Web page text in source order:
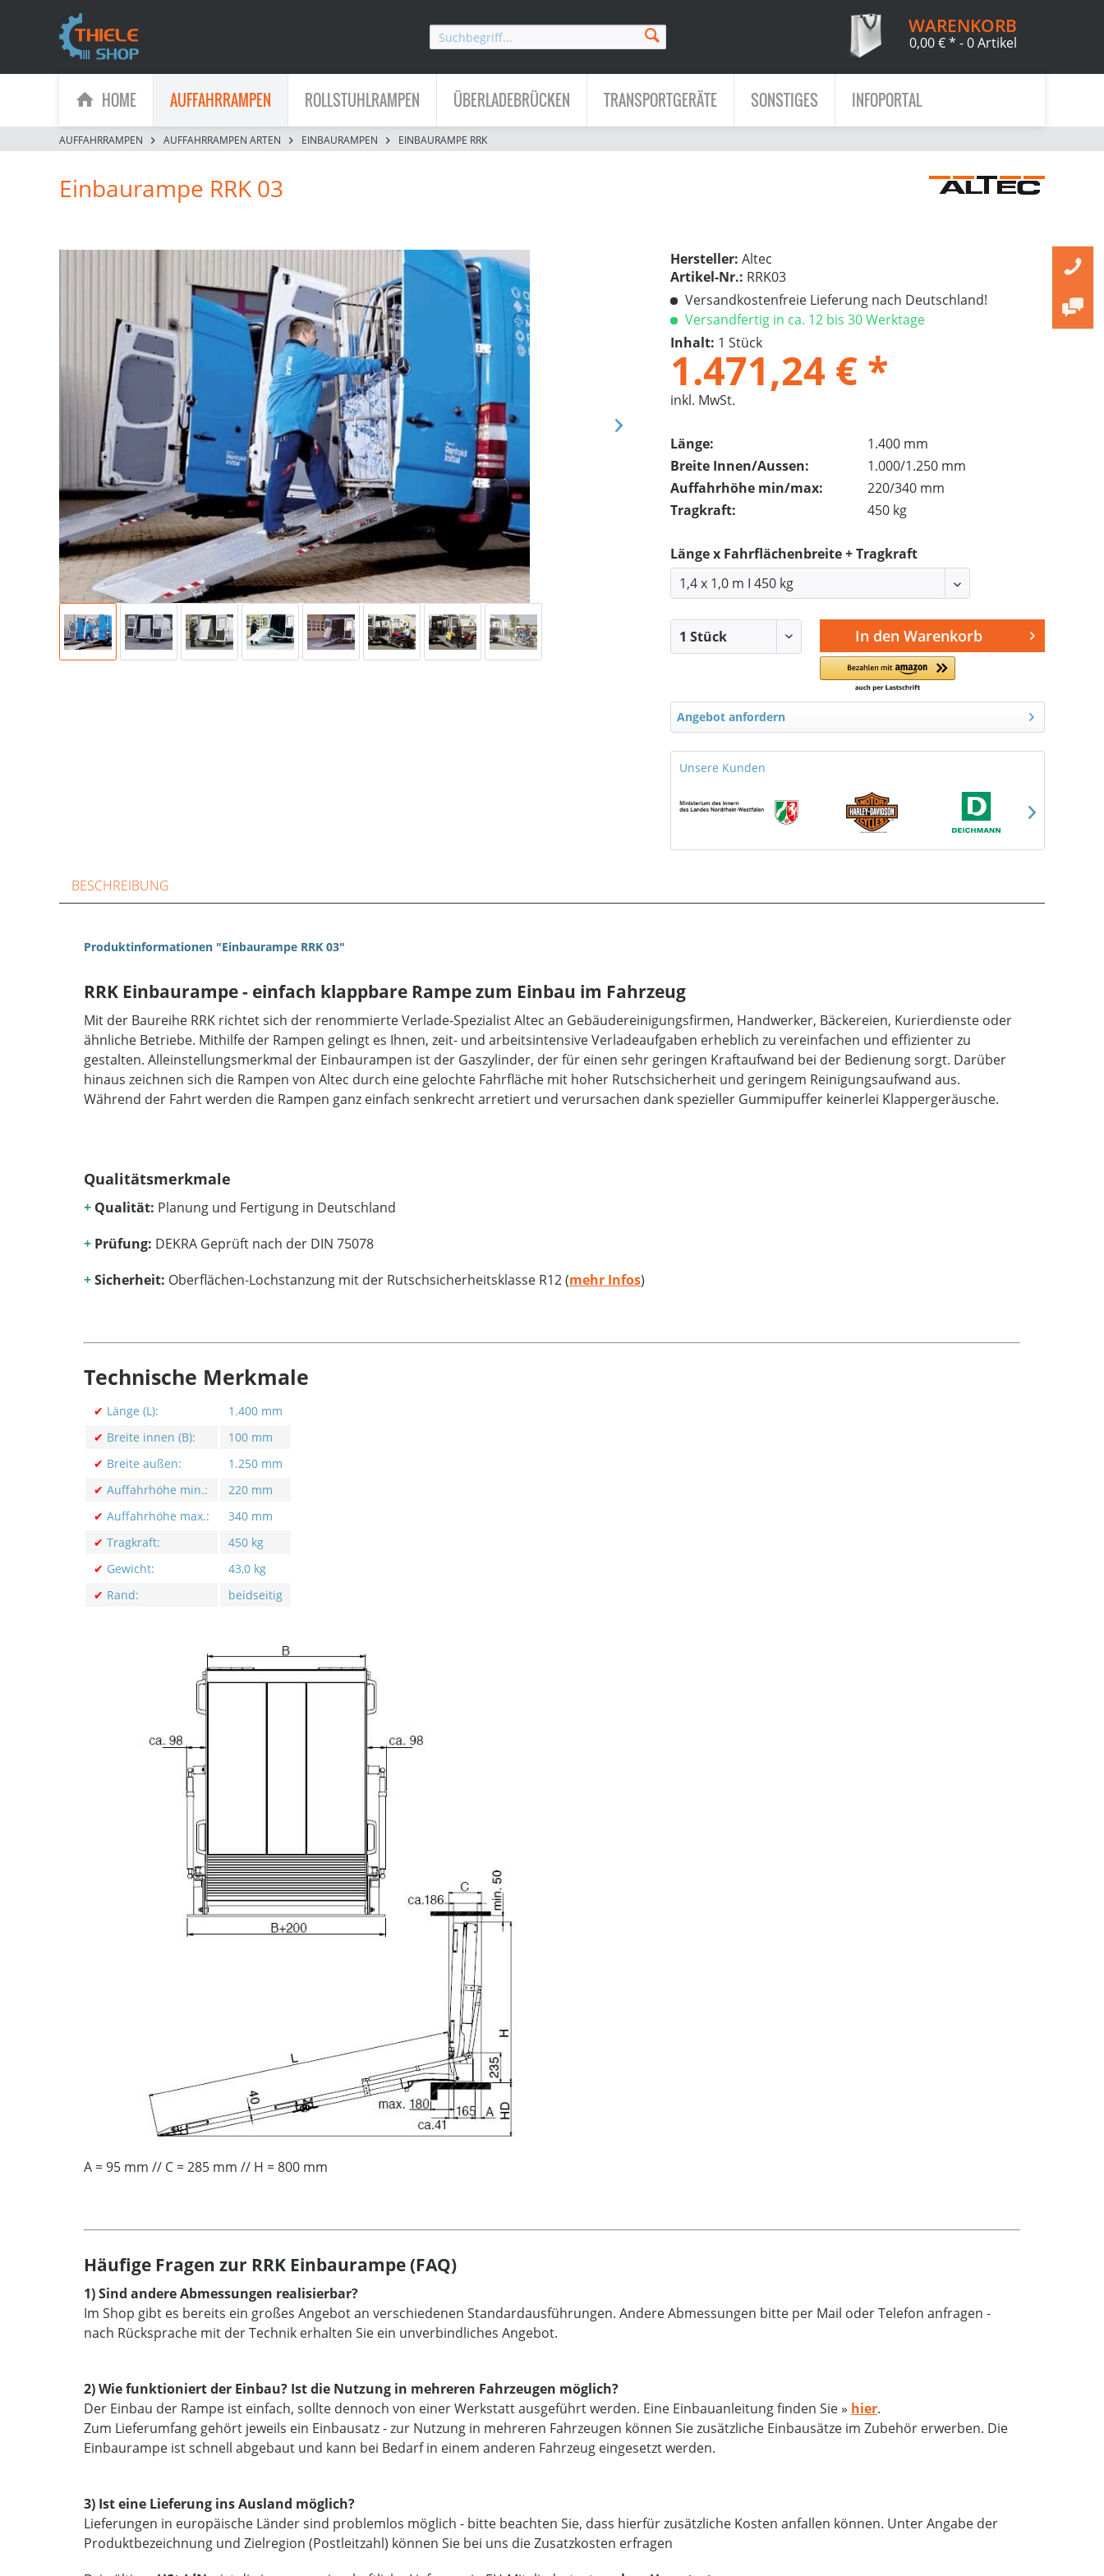
WARENKORB
0,00 € * - 0 Artikel
HOME AUFFAHRRAMPEN ROLLSTUHLRAMPEN ÜBERLADEBRÜCKEN TRANSPORTGERÄTE SONSTIGES INFOPORTAL
AUFFAHRRAMPEN AUFFAHRRAMPEN ARTEN EINBAURAMPEN EINBAURAMPE RRK
Einbaurampe RRK 03
Hersteller: Altec
Artikel-Nr.: RRK03
Versandkostenfreie Lieferung nach Deutschland!
Versandfertig in ca. 12 bis 30 Werktage
Inhalt: 1 Stück
1.471,24 € *
inkl. MwSt.
Länge:
1.400 mm
Breite Innen/Aussen:
1.000/1.250 mm
Auffahrhöhe min/max:
220/340 mm
Tragkraft:
450 kg
Länge x Fahrflächenbreite + Tragkraft
In den Warenkorb
Angebot anfordern
Unsere Kunden
BESCHREIBUNG
Produktinformationen "Einbaurampe RRK 03"
RRK Einbaurampe - einfach klappbare Rampe zum Einbau im Fahrzeug
Mit der Baureihe RRK richtet sich der renommierte Verlade-Spezialist Altec an Gebäudereinigungsfirmen, Handwerker, Bäckereien, Kurierdienste oder
ähnliche Betriebe. Mithilfe der Rampen gelingt es Ihnen, zeit- und arbeitsintensive Verladeaufgaben erheblich zu vereinfachen und effizienter zu
gestalten. Alleinstellungsmerkmal der Einbaurampen ist der Gaszylinder, der für einen sehr geringen Kraftaufwand bei der Bedienung sorgt. Darüber
hinaus zeichnen sich die Rampen von Altec durch eine gelochte Fahrfläche mit hoher Rutschsicherheit und geringem Reinigungsaufwand aus.
Während der Fahrt werden die Rampen ganz einfach senkrecht arretiert und verursachen dank spezieller Gummipuffer keinerlei Klappergeräusche.
Qualitätsmerkmale
+ Qualität: Planung und Fertigung in Deutschland
+ Prüfung: DEKRA Geprüft nach der DIN 75078
+Sicherheit: Oberflächen-Lochstanzung mit der Rutschsicherheitsklasse R12 (mehr Infos)
Technische Merkmale
✔ Länge (L):
1.400 mm
✔ Breite innen (B):
100 mm
✔ Breite außen:
1.250 mm
✔ Auffahrhöhe min.:
220 mm
✔ Auffahrhöhe max.:
340 mm
✔ Tragkraft:
450 kg
✔ Gewicht:
43,0 kg
✔ Rand: beidseitig
A = 95 mm // C = 285 mm // H = 800 mm
Häufige Fragen zur RRK Einbaurampe (FAQ)
1) Sind andere Abmessungen realisierbar?
Im Shop gibt es bereits ein großes Angebot an verschiedenen Standardausführungen. Andere Abmessungen bitte per Mail oder Telefon anfragen -
nach Rücksprache mit der Technik erhalten Sie ein unverbindliches Angebot.
2) Wie funktioniert der Einbau? Ist die Nutzung in mehreren Fahrzeugen möglich?
Der Einbau der Rampe ist einfach, sollte dennoch von einer Werkstatt ausgeführt werden. Eine Einbauanleitung finden Sie » hier.
Zum Lieferumfang gehört jeweils ein Einbausatz - zur Nutzung in mehreren Fahrzeugen können Sie zusätzliche Einbausätze im Zubehör erwerben. Die
Einbaurampe ist schnell abgebaut und kann bei Bedarf in einem anderen Fahrzeug eingesetzt werden.
3) Ist eine Lieferung ins Ausland möglich?
Lieferungen in europäische Länder sind problemlos möglich - bitte beachten Sie, dass hierfür zusätzliche Kosten anfallen können. Unter Angabe der
Produktbezeichnung und Zielregion (Postleitzahl) können Sie bei uns die Zusatzkosten erfragen